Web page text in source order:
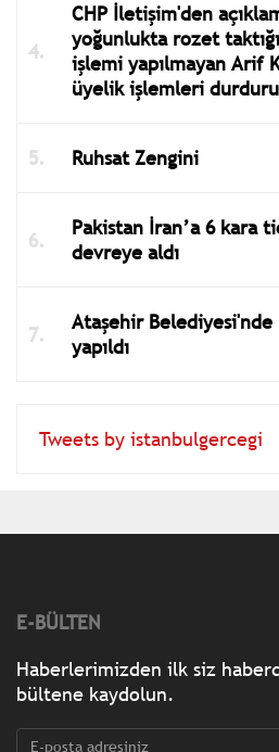
CHP İletişim'den
yoğunlukta rozet
işlemi yapılmayan Arif
üyelik işlemleri
Ruhsat Zengini
Pakistan İran’a 6 kara
devreye aldı
Ataşehir
yapıldı
Tweets by istanbulgercegi
E-BÜLTEN
Haberlerimizden ilk siz
bültene kaydolun.